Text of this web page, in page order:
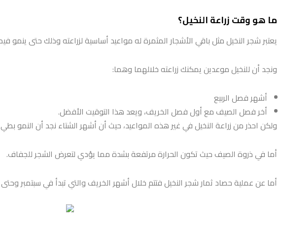
ما هو وقت زراعة النخيل؟
يعتبر شجر النخيل مثل باقي الأشجار المثمرة له مواعيد أساسية لزراعته وذلك حتى ينمو
ونجد أن للنخيل موعدين يمكنك زراعته خلالهما وهما:
أشهر فصل الربيع
أخر فصل الصيف مع أول فصل الخريف، ويعد هذا التوقيت الأفضل.
ولكن احذر من زراعة النخيل في غير هذه المواعيد، حيث أن أشهر الشتاء نجد أن النمو
أما في ذروة الصيف حيث تكون الحرارة مرتفعة بشدة مما يؤدي لتعرض الشجر للجفاف.
أما عن عملية حصاد ثمار شجر النخيل فتتم خلال أشهر الخريف والتي تبدأ في سبتمبر